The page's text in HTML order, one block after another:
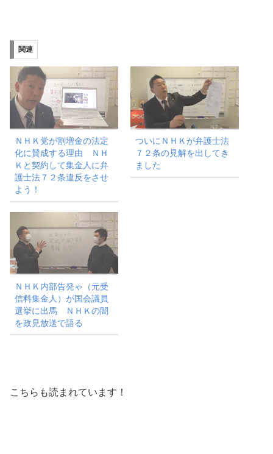
み
中…
関連
ＮＨＫ党が割増金の法定
化に賛成する理由 ＮＨ
Ｋと契約して集金人に弁
護士法７２条違反をさせ
よう！
ついにＮＨＫが弁護士法
７２条の見解を出してき
ました
ＮＨＫ内部告発ゃ（元受
信料集金人）が国会議員
選挙に出馬 ＮＨＫの闇
を政見放送で語る
こちらも読まれています！